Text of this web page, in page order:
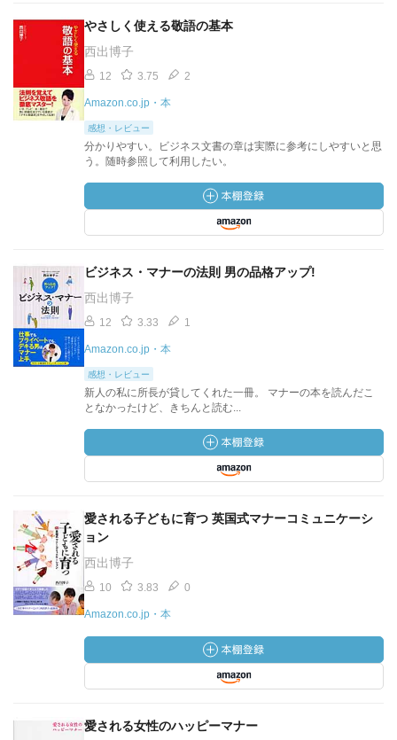
やさしく使える敬語の基本
西出博子
12 3.75 2
Amazon.co.jp・本
感想・レビュー
分かりやすい。ビジネス文書の章は実際に参考にしやすいと思
う。随時参照して利用したい。
ビジネス・マナーの法則 男の品格アップ!
西出博子
12 3.33 1
Amazon.co.jp・本
感想・レビュー
新人の私に所長が貸してくれた一冊。 マナーの本を読んだこ
となかったけど、きちんと読む...
愛される子どもに育つ 英国式マナーコミュニケーシ
ョン
西出博子
10 3.83 0
Amazon.co.jp・本
愛される女性のハッピーマナー